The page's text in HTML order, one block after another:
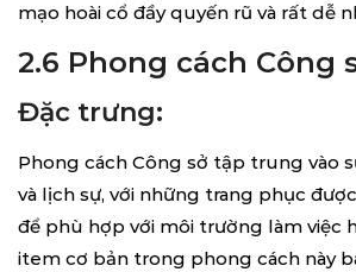
mạo hoài cổ đầy quyến rũ và rất dễ
2.6 Phong cách Công
Đặc trưng:
Phong cách Công sở tập trung vào
và lịch sự, với những trang phục
để phù hợp với môi trường làm việc
item cơ bản trong phong cách này